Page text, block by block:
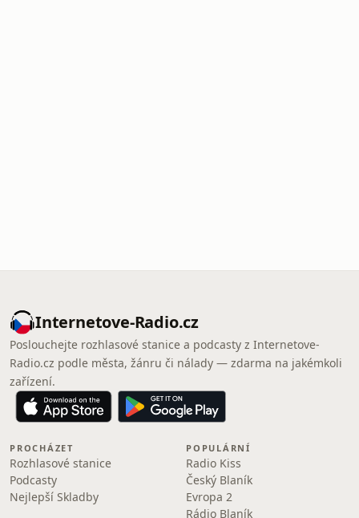
Internetove-Radio.cz
Poslouchejte rozhlasové stanice a podcasty z Internetove-
Radio.cz podle města, žánru či nálady — zdarma na jakémkoli
zařízení.
PROCHÁZET
Rozhlasové stanice
Podcasty
Nejlepší Skladby
POPULÁRNÍ
Radio Kiss
Český Blaník
Evropa 2
Rádio Blaník